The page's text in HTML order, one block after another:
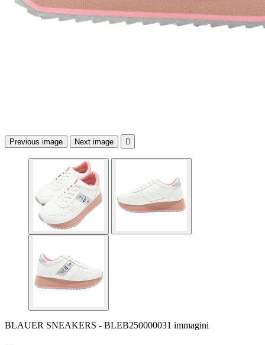
Previous image Next image 
BLAUER SNEAKERS - BLEB250000031 immagini